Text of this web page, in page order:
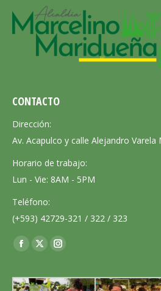
CONTACTO
Dirección:
Av. Acapulco y calle Alejandro Varela
Horario de trabajo:
Lun - Vie: 8AM - 5PM
Teléfono:
(+593) 42729-321 / 322 / 323
Encuéntranos en:
Facebook
opens
X
opens
Instagram
opens